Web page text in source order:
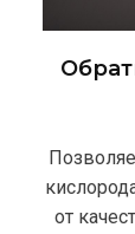
от